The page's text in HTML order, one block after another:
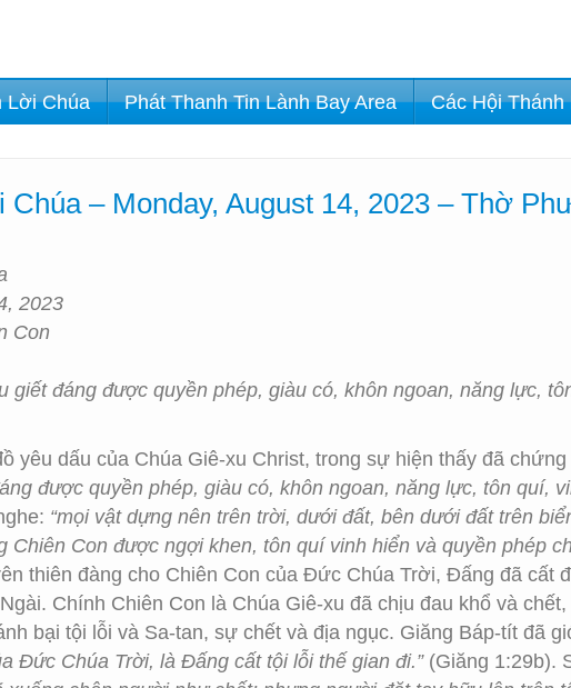
Lời Chúa Phát Thanh Tin Lành Bay Area Các Hội Thánh
Chúa – Monday, August 14, 2023 – Thờ
2023
Con
giết đáng được quyền phép, giàu có, khôn ngoan, năng lực,
yêu dấu của Chúa Giê-xu Christ, trong sự hiện thấy đã
được quyền phép, giàu có, khôn ngoan, năng lực, tôn quí,
“mọi vật dựng nên trên trời, dưới đất, bên dưới đất trên
Chiên Con được ngợi khen, tôn quí vinh hiển và quyền phép
thiên đàng cho Chiên Con của Đức Chúa Trời, Đấng đã cất
Chính Chiên Con là Chúa Giê-xu đã chịu đau khổ và
bại tội lỗi và Sa-tan, sự chết và địa ngục. Giăng Báp-tít đã
Đức Chúa Trời, là Đấng cất tội lỗi thế gian đi.”(Giăng 1:29b).